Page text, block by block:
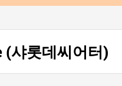
샤롯데씨어터)